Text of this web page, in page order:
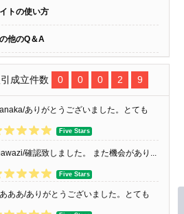
トの使い方
他のQ＆A
成立件数 0 0 0 2 9
ありがとうございました。とても
Five Stars
確認致しました。 また機会があり...
Five Stars
ああ/ありがとうございました。とても